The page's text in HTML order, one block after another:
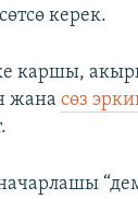
керек.
каршы,
жана сөз